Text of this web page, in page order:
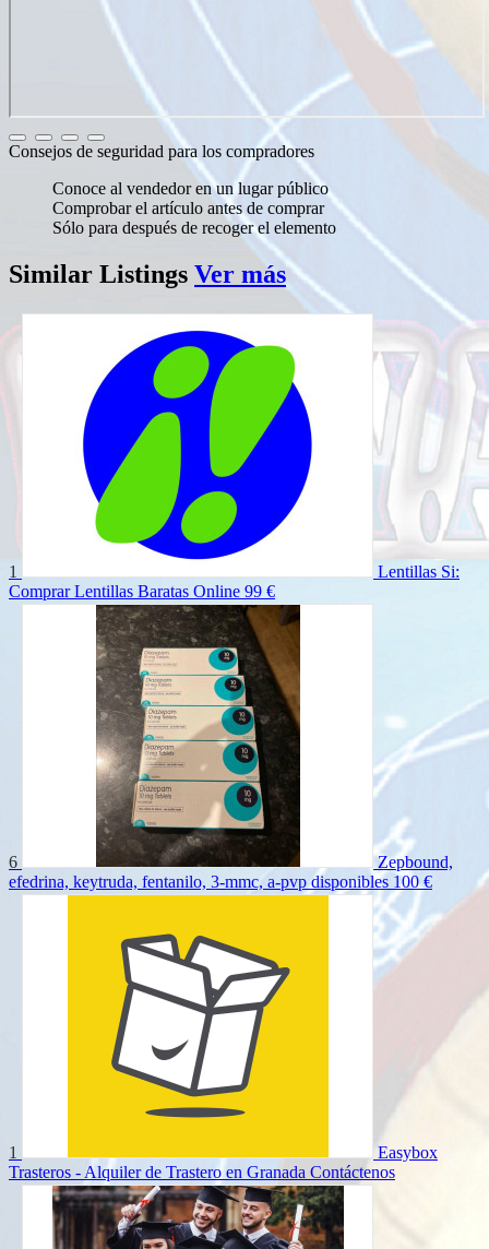
Consejos de seguridad para los compradores
Conoce al vendedor en un lugar público
Comprobar el artículo antes de comprar
Sólo para después de recoger el elemento
Similar Listings Ver más
1
Lentillas Si:
Comprar Lentillas Baratas Online 99 €
6
Zepbound,
efedrina, keytruda, fentanilo, 3-mmc, a-pvp disponibles 100 €
1
Easybox
Trasteros - Alquiler de Trastero en Granada Contáctenos